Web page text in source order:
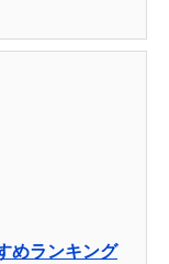
めランキング